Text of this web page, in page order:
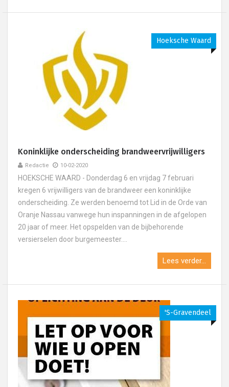
Hoeksche Waard
Koninklijke onderscheiding brandweervrijwilligers
Redactie 10-02-2020
HOEKSCHE WAARD - Donderdag 6 en vrijdag 7 februari
kregen 6 vrijwilligers van de brandweer een koninklijke
onderscheiding. Ze werden benoemd tot Lid in de Orde van
Oranje Nassau vanwege hun inspanningen in de afgelopen
20 jaar of meer. Het opspelden van de bijbehorende
versierselen door burgemeester....
Lees verder...
's-Gravendeel